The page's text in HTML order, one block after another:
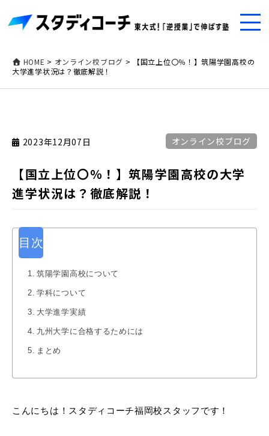
HOME > オンライン校ブログ >
【国立上位〇％！】筑陽学園高校の
大学進学状況は？徹底解説！
2023年12月07日 オンライン校ブログ
【国立上位〇％！】筑陽学園高校の大学
進学状況は？徹底解説！
目次
筑陽学園高校について
学科について
大学進学実績
九州大学に合格するためには
まとめ
こんにちは！スタディコーチ福岡校スタッフです！